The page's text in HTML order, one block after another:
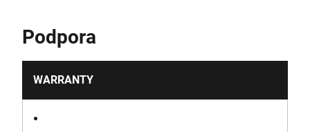
77
Hrubá hmotnosť produktu [kg]
Podpora
WARRANTY